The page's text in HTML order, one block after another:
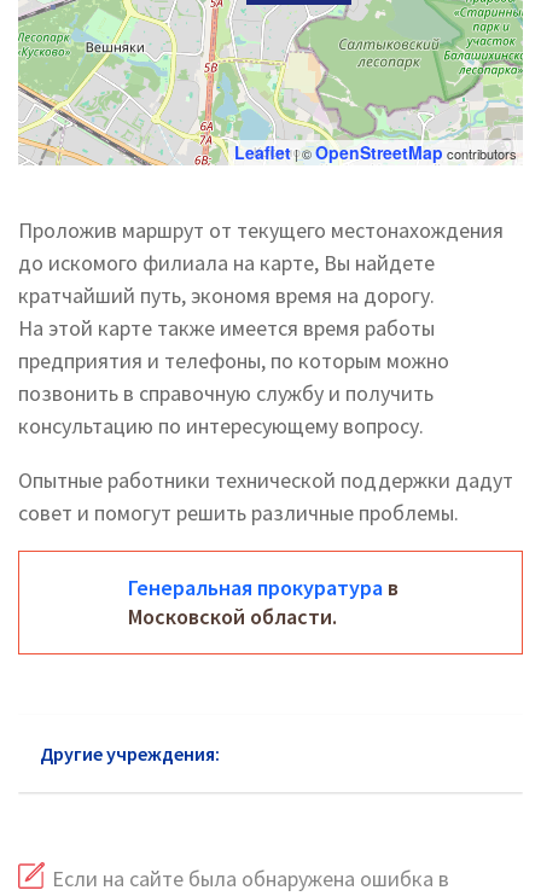
Leaflet| ©OpenStreetMap contributors
Проложив маршрут от текущего местонахождения
до искомого филиала на карте, Вы найдете
кратчайший путь, экономя время на дорогу.
На этой карте также имеется время работы
предприятия и телефоны, по которым можно
позвонить в справочную службу и получить
консультацию по интересующему вопросу.
Опытные работники технической поддержки дадут
совет и помогут решить различные проблемы.
Генеральная прокуратура в
Московской области.
Другие учреждения:
Если на сайте была обнаружена ошибка в